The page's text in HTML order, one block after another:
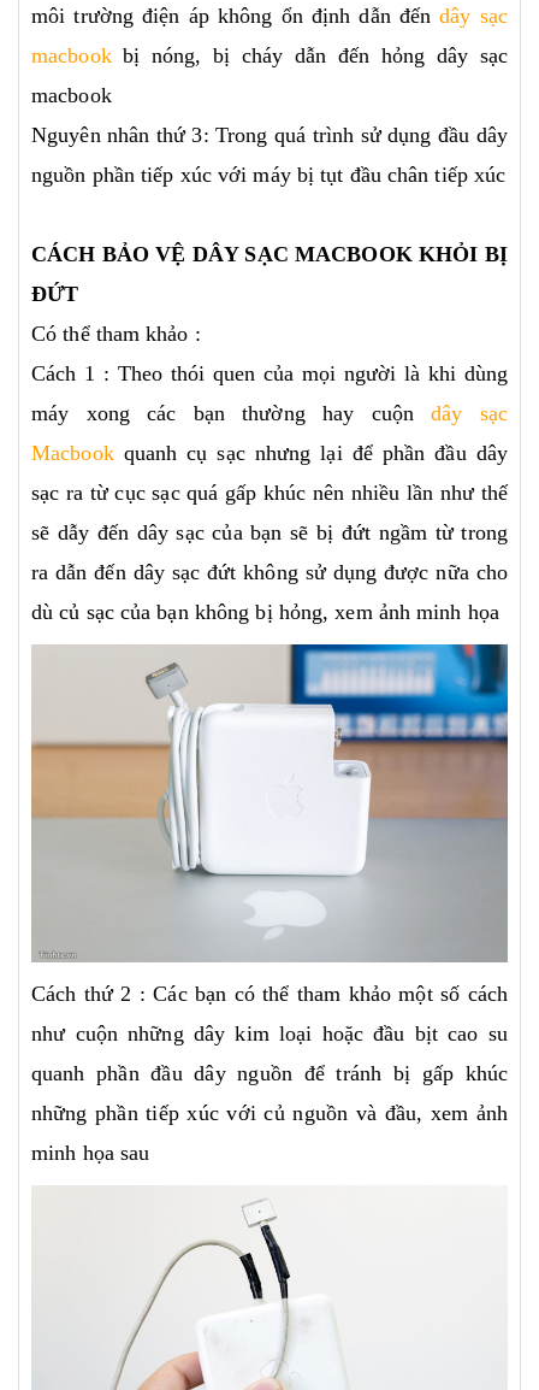
môi trường điện áp không ổn định dẫn đếndây sạc
macbookbị nóng, bị cháy dẫn đến hỏng dây sạc
macbook
Nguyên nhân thứ 3: Trong quá trình sử dụng đầu dây
nguồn phần tiếp xúc với máy bị tụt đầu chân tiếp xúc
CÁCH BẢO VỆ DÂY SẠC MACBOOK KHỎI BỊ
ĐỨT
Có thể tham khảo :
Cách 1 : Theo thói quen của mọi người là khi dùng
máy xong các bạn thường hay cuộndây sạc
Macbook quanh cụ sạc nhưng lại để phần đầu dây
sạc ra từ cục sạc quá gấp khúc nên nhiều lần như thế
sẽ dẫy đến dây sạc của bạn sẽ bị đứt ngầm từ trong
ra dẫn đến dây sạc đứt không sử dụng được nữa cho
dù củ sạc của bạn không bị hỏng, xem ảnh minh họa
Cách thứ 2 : Các bạn có thể tham khảo một số cách
như cuộn những dây kim loại hoặc đầu bịt cao su
quanh phần đầu dây nguồn để tránh bị gấp khúc
những phần tiếp xúc với củ nguồn và đầu, xem ảnh
minh họa sau